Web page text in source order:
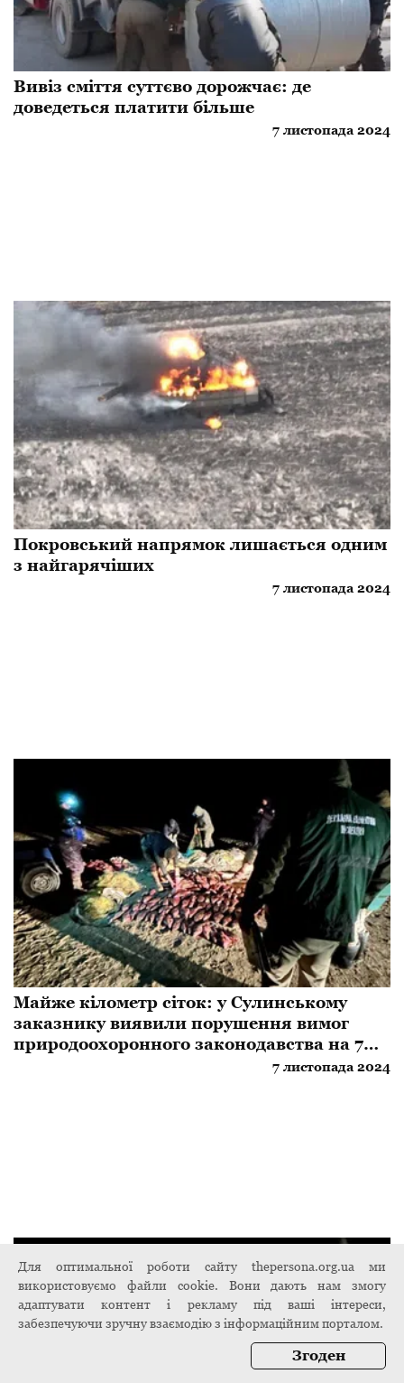
Вивіз сміття суттєво дорожчає: де
доведеться платити більше
7 листопада 2024
​Покровський напрямок лишається одним
з найгарячіших
7 листопада 2024
Майже кілометр сіток: у Сулинському
заказнику виявили порушення вимог
природоохоронного законодавства на 7
7 листопада 2024
Для оптимальної роботи сайту thepersona.org.ua ми
використовуємо файли cookie. Вони дають нам змогу
адаптувати контент і рекламу під ваші інтереси,
забезпечуючи зручну взаємодію з інформаційним порталом.
Згоден